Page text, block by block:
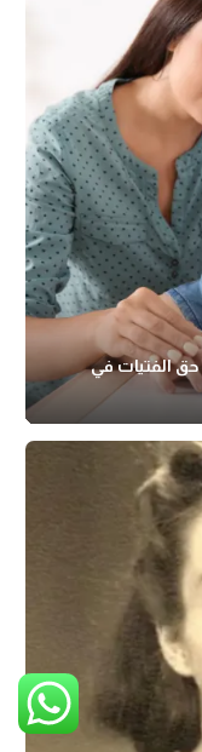
حق الفتيات في